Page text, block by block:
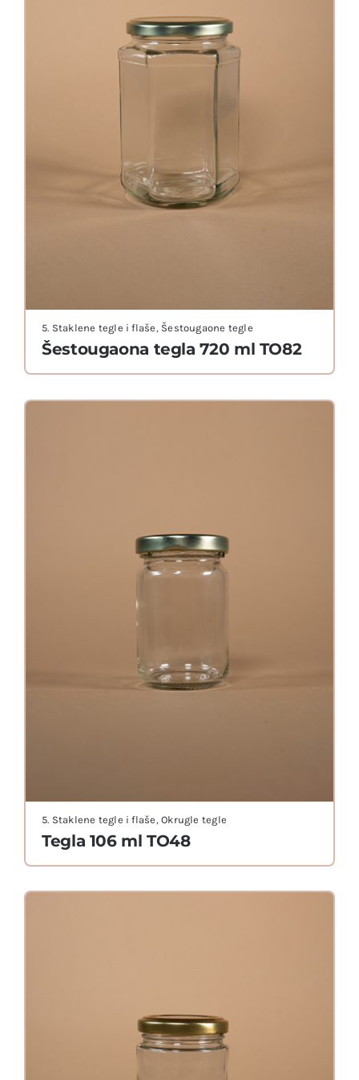
Šestougaona tegla 720 ml TO82
5. Staklene tegle i flaše, Šestougaone tegle
Tegla 106 ml TO48
5. Staklene tegle i flaše,Okrugle tegle